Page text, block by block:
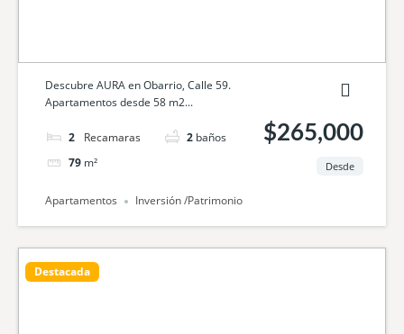
Descubre AURA en Obarrio, Calle 59.
Apartamentos desde 58 m2...
2 camas 2 baños
79 m²
$265,000
Desde
Apartamentos Inversión /Patrimonio
Destacada